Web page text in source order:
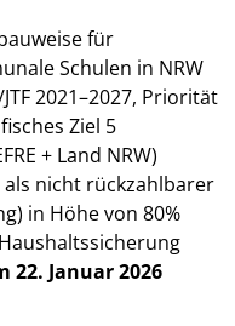
für
Schulen in NRW
2021–2027, Priorität
Ziel 5
+ Land NRW)
nicht rückzahlbarer
in Höhe von 80%
Januar 2026